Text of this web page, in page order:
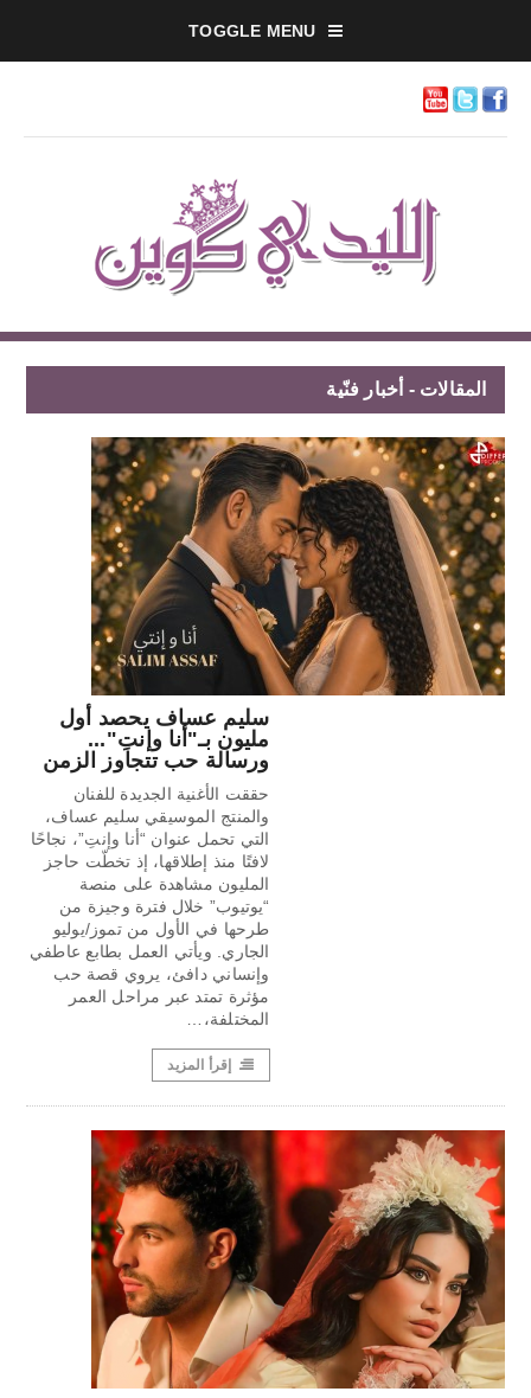
TOGGLE MENU
المقالات - أخبار فنّية
سليم عساف يحصد أول
مليون بـ"أنا وإنتِ"...
ورسالة حب تتجاوز الزمن
حققت الأغنية الجديدة للفنان
والمنتج الموسيقي سليم عساف،
التي تحمل عنوان “أنا وإنتِ”، نجاحًا
لافتًا منذ إطلاقها، إذ تخطّت حاجز
المليون مشاهدة على منصة
“يوتيوب” خلال فترة وجيزة من
طرحها في الأول من تموز/يوليو
الجاري. ويأتي العمل بطابع عاطفي
وإنساني دافئ، يروي قصة حب
مؤثرة تمتد عبر مراحل العمر
المختلفة،…
إقرأ المزيد